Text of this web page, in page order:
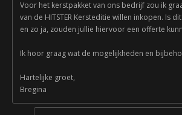
Voor het kerstpakket van ons bedrijf zou ik
van de HITSTER Kersteditie willen inkopen. Is
en zo ja, zouden jullie hiervoor een offerte
Ik hoor graag wat de mogelijkheden en
Hartelijke groet,
Bregina